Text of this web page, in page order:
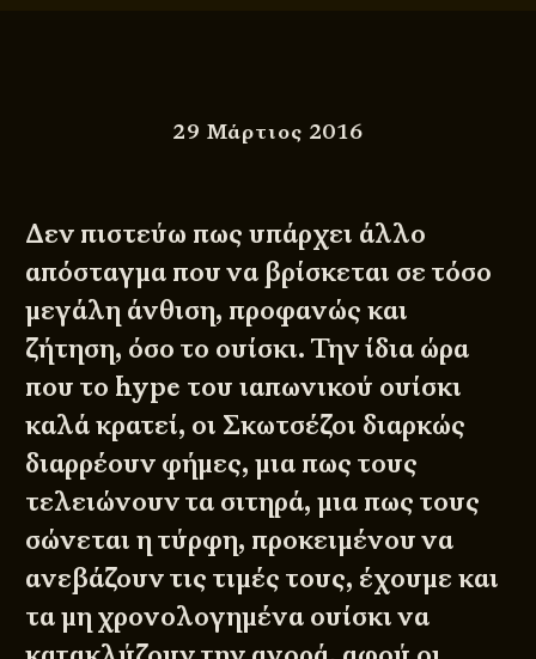
29 Μάρτιος 2016
Δεν πιστεύω πως υπάρχει άλλο
απόσταγμα που να βρίσκεται σε τόσο
μεγάλη άνθιση, προφανώς και
ζήτηση, όσο το ουίσκι. Την ίδια ώρα
που το hype του ιαπωνικού ουίσκι
καλά κρατεί, οι Σκωτσέζοι διαρκώς
διαρρέουν φήμες, μια πως τους
τελειώνουν τα σιτηρά, μια πως τους
σώνεται η τύρφη, προκειμένου να
ανεβάζουν τις τιμές τους, έχουμε και
τα μη χρονολογημένα ουίσκι να